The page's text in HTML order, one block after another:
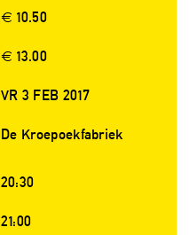
€ 10.50
€ 13.00
VR 3 FEB 2017
De Kroepoekfabriek
20:30
21:00